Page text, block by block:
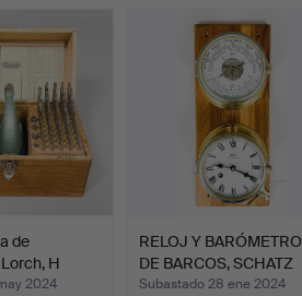
de
H
2024
RELOJ Y BARÓMETRO
DE BARCOS, SCHATZ
ROYAL …
Subastado 28 ene 2024